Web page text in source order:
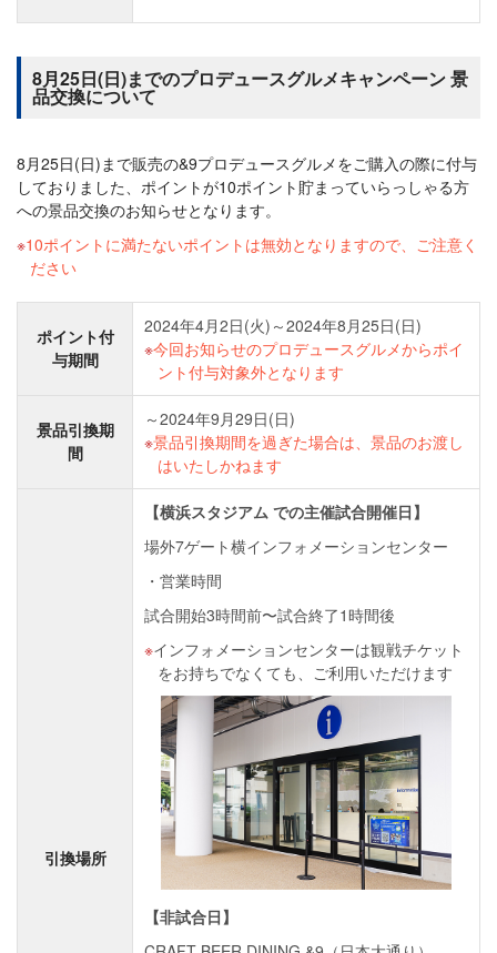
8月25日(日)までのプロデュースグルメキャンペーン 景
品交換について
8月25日(日)まで販売の&9プロデュースグルメをご購入の際に付与
しておりました、ポイントが10ポイント貯まっていらっしゃる方
への景品交換のお知らせとなります。
10ポイントに満たないポイントは無効となりますので、ご注意く
ださい
ポイント付
与期間
2024年4月2日(火)～2024年8月25日(日)
今回お知らせのプロデュースグルメからポイ
ント付与対象外となります
景品引換期
間
～2024年9月29日(日)
景品引換期間を過ぎた場合は、景品のお渡し
はいたしかねます
引換場所
【横浜スタジアム での主催試合開催日】
場外7ゲート横インフォメーションセンター
営業時間
試合開始3時間前〜試合終了1時間後
インフォメーションセンターは観戦チケット
をお持ちでなくても、ご利用いただけます
【非試合日】